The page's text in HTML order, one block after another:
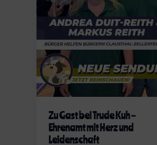
Zu Gast bei Trude Kuh –
Ehrenamt mit Herz und
Leidenschaft